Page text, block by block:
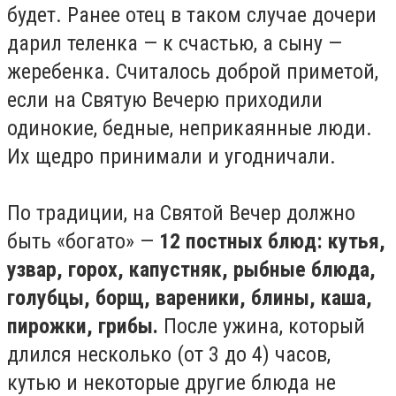
будет. Ранее отец в таком случае дочери
дарил теленка — к счастью, а сыну —
жеребенка. Считалось доброй приметой,
если на Святую Вечерю приходили
одинокие, бедные, неприкаянные люди.
Их щедро принимали и угодничали.
По традиции, на Святой Вечер должно
быть «богато» — 12 постных блюд: кутья,
узвар, горох, капустняк, рыбные блюда,
голубцы, борщ, вареники, блины, каша,
пирожки, грибы. После ужина, который
длился несколько (от 3 до 4) часов,
кутью и некоторые другие блюда не